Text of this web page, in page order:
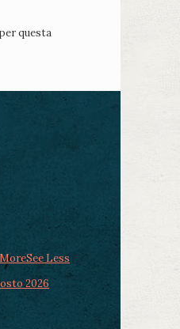
questa
See Less
2026